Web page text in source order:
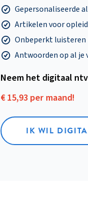
Gepersonaliseerde
Artikelen voor
Onbeperkt luisteren
Antwoorden op al je
Neem het digitaal
€ 15,93 per maand!
IK WIL